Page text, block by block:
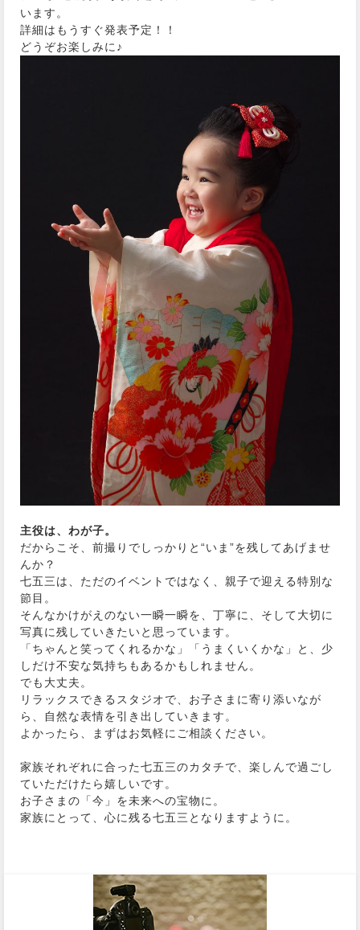
います。
詳細はもうすぐ発表予定！！
どうぞお楽しみに♪
主役は、わが子。
だからこそ、前撮りでしっかりと“いま”を残してあげませ
んか？
七五三は、ただのイベントではなく、親子で迎える特別な
節目。
そんなかけがえのない一瞬一瞬を、丁寧に、そして大切に
写真に残していきたいと思っています。
「ちゃんと笑ってくれるかな」「うまくいくかな」と、少
しだけ不安な気持ちもあるかもしれません。
でも大丈夫。
リラックスできるスタジオで、お子さまに寄り添いなが
ら、自然な表情を引き出していきます。
よかったら、まずはお気軽にご相談ください。
家族それぞれに合った七五三のカタチで、楽しんで過ごし
ていただけたら嬉しいです。
お子さまの「今」を未来への宝物に。
家族にとって、心に残る七五三となりますように。